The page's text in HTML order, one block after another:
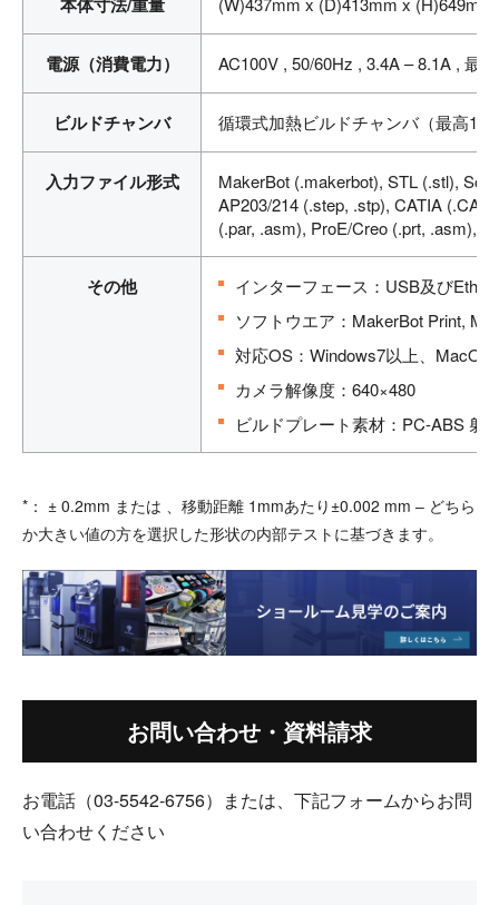
本体寸法/重量
電源（消費電力） AC100V , 50/60Hz , 3.4A – 8.1A , 最
ビルドチャンバ 循環式加熱ビルドチャンバ（最高
入力ファイル形式
MakerBot (.makerbot), STL (.stl),
AP203/214 (.step, .stp), CATIA
(.par, .asm), ProE/Creo (.prt, .asm),
その他
インターフェース：USB及び
ソフトウエア：MakerBot Print,
対応OS：Windows7以上、
カメラ解像度：640×480
ビルドプレート素材：PC-ABS 射
*： ± 0.2mm または 、移動距離 1mmあたり±0.002 mm ‒ どちら
か大きい値の方を選択した形状の内部テストに基づきます。
お問い合わせ・資料請求
お電話（03-5542-6756）または、下記フォームからお問
い合わせください